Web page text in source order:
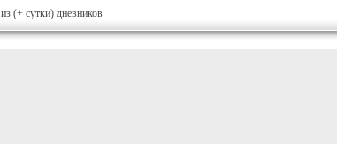
из (+ сутки) дневников